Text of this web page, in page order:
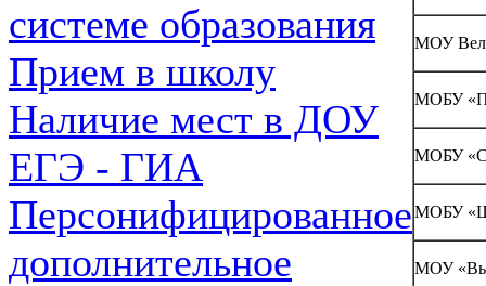
системе образования
Прием в школу
Наличие мест в ДОУ
ЕГЭ - ГИА
Персонифицированное
дополнительное
МОУ
МОБУ
МОБУ
МОБУ
МОУ